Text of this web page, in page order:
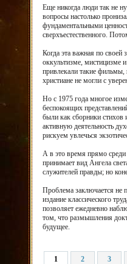
Еще никогда люди так не
вопросы настолько
фундаментальными
сверхъестественного.
Когда эта важная по своей
оккультизме, мистицизме
привлекали такие
христиане не могли с
Но с 1975 года многое
беспокоящих
были как сборники стихов
активную деятельность
рискуем увлечься
А в это время прямо среди
принимает вид Ангела
служителей правды; но
Проблема заключается не
издание классического
позволяет ежедневно
том, что размышления
будущее.
1 2 3